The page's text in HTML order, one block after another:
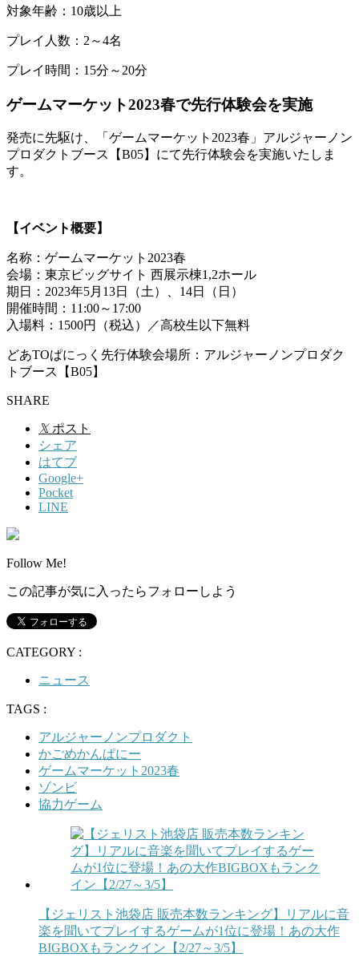
対象年齢：10歳以上
プレイ人数：2～4名
プレイ時間：15分～20分
ゲームマーケット2023春で先行体験会を実施
発売に先駆け、「ゲームマーケット2023春」アルジャーノン
プロダクトブース【B05】にて先行体験会を実施いたしま
す。
【イベント概要】
名称：ゲームマーケット2023春
会場：東京ビッグサイト 西展示棟1,2ホール
期日：2023年5月13日（土）、14日（日）
開催時間：11:00～17:00
入場料：1500円（税込）／高校生以下無料
どあTOぱにっく先行体験会場所：アルジャーノンプロダク
トブース【B05】
SHARE
𝕏 ポスト
シェア
はてブ
Google+
Pocket
LINE
Follow Me!
この記事が気に入ったらフォローしよう
CATEGORY :
ニュース
TAGS :
アルジャーノンプロダクト
かごめかんぱにー
ゲームマーケット2023春
ゾンビ
協力ゲーム
【ジェリスト池袋店 販売本数ランキング】リアルに音
楽を聞いてプレイするゲームが1位に登場！あの大作
BIGBOXもランクイン【2/27～3/5】